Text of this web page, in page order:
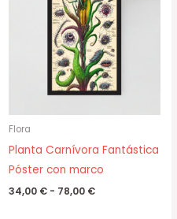
Flora
Planta Carnívora Fantástica
Póster con marco
34,00 € - 78,00 €
desde
34,00 €
hasta
78,00 €